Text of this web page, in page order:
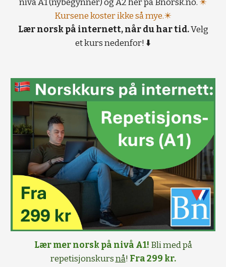
nivå A1 (nybegynner) og A2 her på Bnorsk.no. ✴️
Kursene koster ikke så mye.✴️
Lær norsk på internett, når du har tid.Velg
et kurs nedenfor! ⬇️
Lær mer norsk på nivå A1! Bli med på
repetisjonskursnå! Fra 299 kr.